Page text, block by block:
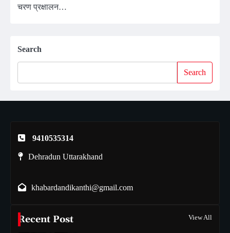
चरण प्रक्षालन…
Search
Search
9410535314
Dehradun Uttarakhand
khabardandikanthi@gmail.com
Recent Post View All